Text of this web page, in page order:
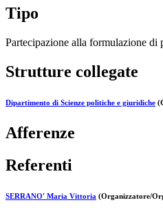
Tipo
Partecipazione alla formulazione di
Strutture collegate
Dipartimento di Scienze politiche e giuridiche
Afferenze
Referenti
SERRANO' Maria Vittoria (Organizzatore/